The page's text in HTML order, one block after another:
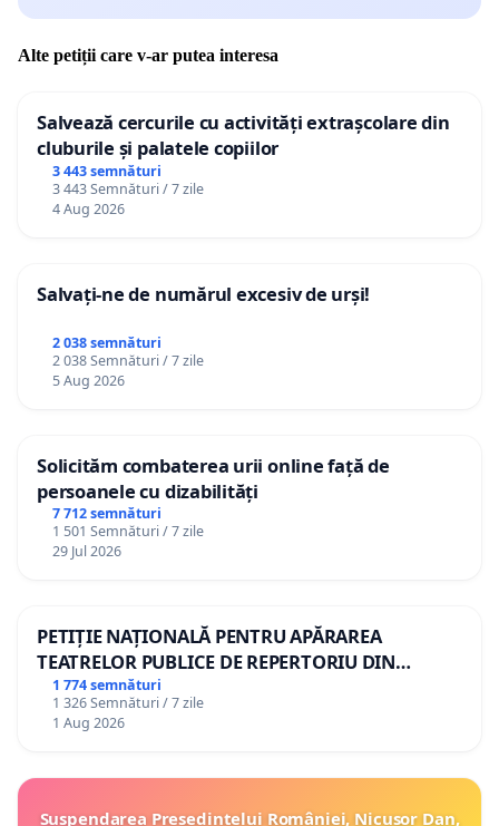
Alte petiții care v-ar putea interesa
Salvează cercurile cu activități extrașcolare din
cluburile și palatele copiilor
3 443 semnături
3 443 Semnături / 7 zile
4 Aug 2026
Salvați-ne de numărul excesiv de urși!
2 038 semnături
2 038 Semnături / 7 zile
5 Aug 2026
Solicităm combaterea urii online față de
persoanele cu dizabilități
7 712 semnături
1 501 Semnături / 7 zile
29 Jul 2026
PETIȚIE NAȚIONALĂ PENTRU APĂRAREA
TEATRELOR PUBLICE DE REPERTORIU DIN
ROMÂNIA
1 774 semnături
1 326 Semnături / 7 zile
1 Aug 2026
Suspendarea Președintelui României, Nicușor Dan,